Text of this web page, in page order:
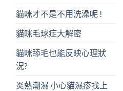
貓咪才不是不用洗澡呢 !
貓咪毛球症大解密
貓咪舔毛也能反映心理狀
況?
炎熱潮濕 小心貓濕疹找上